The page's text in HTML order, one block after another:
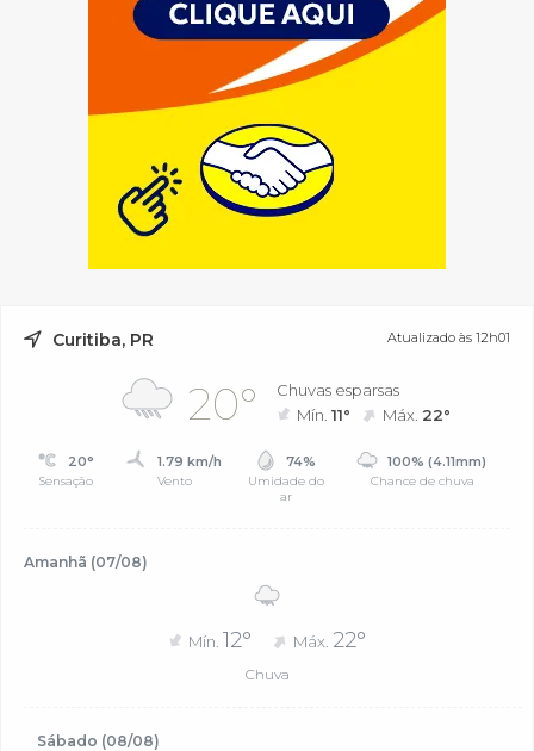
Curitiba, PR Atualizado às 12h01
20°
Chuvas esparsas
Mín.11° Máx. 22°
20°
Sensação
1.79 km/h
Vento
74%
Umidade do
ar
100% (4.11mm)
Chance de chuva
Amanhã (07/08)
Mín. 12° Máx. 22°
Chuva
Sábado (08/08)